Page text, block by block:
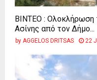
ΒΙΝΤΕΟ : Ολοκλήρωση
Ασίνης από τον Δήμο...
by AGGELOS DRITSAS 22